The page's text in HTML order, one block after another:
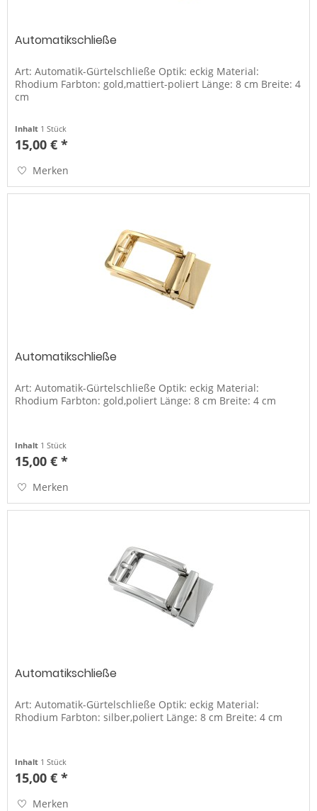
Automatikschließe
Art: Automatik-Gürtelschließe Optik: eckig Material:
Rhodium Farbton: gold,mattiert-poliert Länge: 8 cm Breite: 4
cm
Inhalt 1 Stück
15,00 € *
Merken
Automatikschließe
Art: Automatik-Gürtelschließe Optik: eckig Material:
Rhodium Farbton: gold,poliert Länge: 8 cm Breite: 4 cm
Inhalt 1 Stück
15,00 € *
Merken
Automatikschließe
Art: Automatik-Gürtelschließe Optik: eckig Material:
Rhodium Farbton: silber,poliert Länge: 8 cm Breite: 4 cm
Inhalt 1 Stück
15,00 € *
Merken